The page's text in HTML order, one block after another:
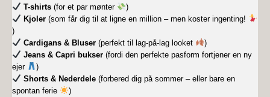
T-shirts(for et par mønter
)
Kjoler(som får dig til at ligne en million – men koster ingenting!
)
Cardigans & Bluser(perfekt til lag-på-lag looket
)
Jeans & Capri bukser(fordi den perfekte pasform fortjener en ny
ejer
)
Shorts & Nederdele(forbered dig på sommer – eller bare en
spontan ferie
)